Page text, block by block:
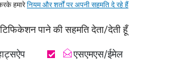
हमारेनियम और शर्तों पर अपनी सहमति दे रहे हैं
पाने की सहमति देता/देती हूँ
एसएमएस/ईमेल